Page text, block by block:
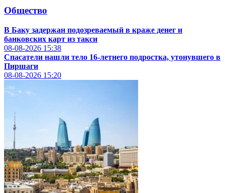
Общество
В Баку задержан подозреваемый в краже денег и
банковских карт из такси
08-08-2026 15:38
Спасатели нашли тело 16-летнего подростка, утонувшего в
Пиршаги
08-08-2026 15:20